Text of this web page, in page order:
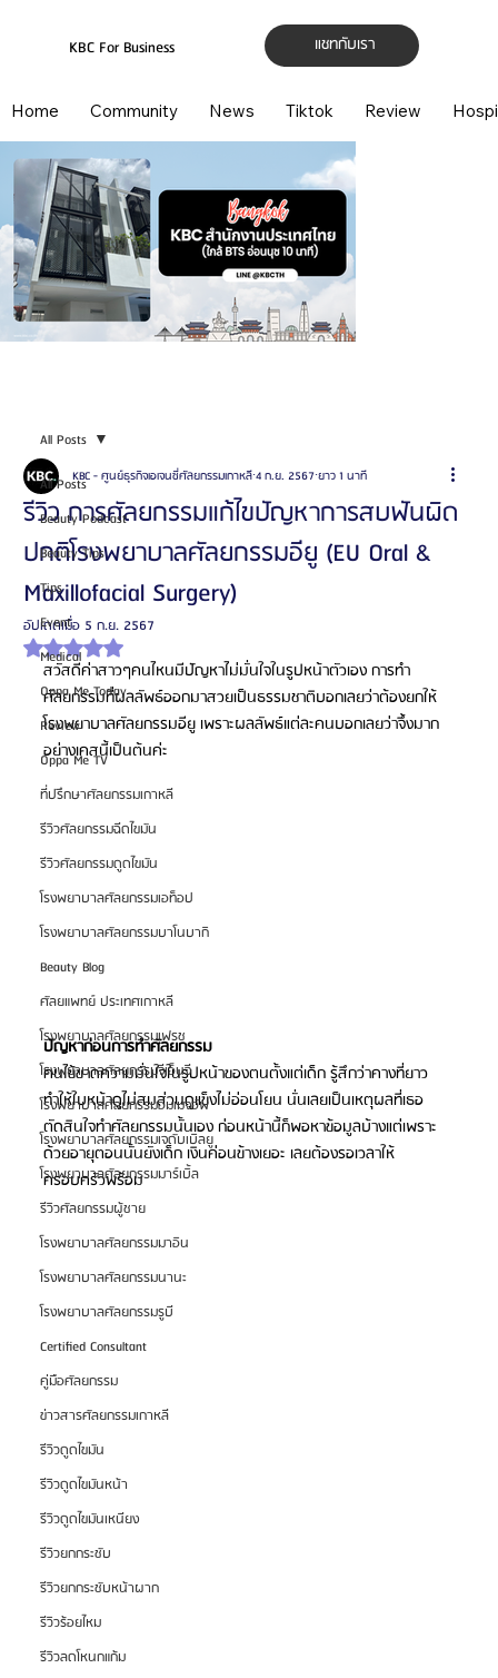
แชทกับเรา
KBC For Business
Home Community News Tiktok Review
All Posts
Beauty Podcast
Beauty Tips
Tips
Event
Medical
Oppa Me Today
Review
Oppa Me TV
ที่ปรึกษาศัลยกรรมเกาหลี
รีวิวศัลยกรรมฉีดไขมัน
รีวิวศัลยกรรมดูดไขมัน
โรงพยาบาลศัลยกรรมเอท็อป
โรงพยาบาลศัลยกรรมบาโนบากิ
Beauty Blog
ศัลยแพทย์ ประเทศเกาหลี
โรงพยาบาลศัลยกรรมเฟรช
โรงพยาบาลศัลยกรรมจีเอ็นจี
โรงพยาบาลศัลยกรรมอิมเมจอัพ
โรงพยาบาลศัลยกรรมเจดับเบิลยู
โรงพยาบาลศัลยกรรมมาร์เบิ้ล
รีวิวศัลยกรรมผู้ชาย
โรงพยาบาลศัลยกรรมมาอิน
โรงพยาบาลศัลยกรรมนานะ
โรงพยาบาลศัลยกรรมรูบี
Certified Consultant
คู่มือศัลยกรรม
ข่าวสารศัลยกรรมเกาหลี
รีวิวดูดไขมัน
รีวิวดูดไขมันหน้า
รีวิวดูดไขมันเหนียง
รีวิวยกกระชับ
รีวิวยกกระชับหน้าผาก
รีวิวร้อยไหม
รีวิวลดโหนกแก้ม
All Posts
รีวิว การศัลยกรรมแก้ไขปัญหาการสบฟันผิด
ปกติโรงพยาบาลศัลยกรรมอียู (EU Oral &
Maxillofacial Surgery)
KBC - ศูนย์ธุรกิจเอเจนซี่ศัลยกรรมเกาหลี4 ก.ย. 2567 ยาว 1 นาที
อัปเดตเมื่อ 5 ก.ย. 2567
ได้รับ NaN เต็ม 5 ดาว
สวัสดีค่าสาวๆคนไหนมีปัญหาไม่มั่นใจในรูปหน้าตัวเอง การทำ
ศัลยกรรมที่ผลลัพธ์ออกมาสวยเป็นธรรมชาติบอกเลยว่าต้องยกให้
โรงพยาบาลศัลยกรรมอียู เพราะผลลัพธ์แต่ละคนบอกเลยว่าจึ้งมาก
อย่างเคสนี้เป็นต้นค่ะ
ปัญหาก่อนการทำศัลยกรรม
คนไข้ขาดความมั่นใจในรูปหน้าของตนตั้งแต่เด็ก รู้สึกว่าคางที่ยาว
ทำให้ใบหน้าดูไม่สมส่วนดูแข็งไม่อ่อนโยน นั่นเลยเป็นเหตุผลที่เธอ
ตัดสินใจทำศัลยกรรมนั้นเอง ก่อนหน้านี้ก็พอหาข้อมูลบ้างแต่เพราะ
ด้วยอายุตอนนั้นยังเด็ก เงินค่อนข้างเยอะ เลยต้องรอเวลาให้
ครอบครัวพร้อม